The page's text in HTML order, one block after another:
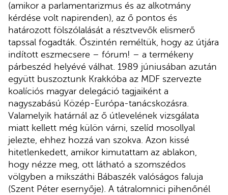
(amikor a parlamentarizmus és az alkotmány
kérdése volt napirenden), az ő pontos és
határozott fölszólalását a résztvevők elismerő
tapssal fogadták. Őszintén reméltük, hogy az útjára
indított eszmecsere – fórum! – a termékeny
párbeszéd helyévé válhat. 1989 júniusában azután
együtt buszoztunk Krakkóba az MDF szervezte
koalíciós magyar delegáció tagjaiként a
nagyszabású Közép-Európa-tanácskozásra.
Valamelyik határnál az ő útlevelének vizsgálata
miatt kellett még külön várni, szelíd mosollyal
jelezte, ehhez hozzá van szokva. Azon kissé
hitetlenkedett, amikor kimutattam az ablakon,
hogy nézze meg, ott látható a szomszédos
völgyben a mikszáthi Bábaszék valóságos faluja
(Szent Péter esernyője). A tátralomnici pihenőnél